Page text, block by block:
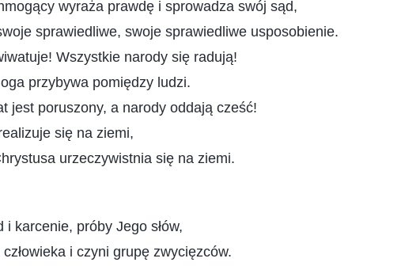
wyraża prawdę i sprowadza swój sąd,
sprawiedliwe, swoje sprawiedliwe usposobienie.
Wszystkie narody się radują!
przybywa pomiędzy ludzi.
jest poruszony, a narody oddają cześć!
się na ziemi,
urzeczywistnia się na ziemi.
i karcenie, próby Jego słów,
i czyni grupę zwycięzców.